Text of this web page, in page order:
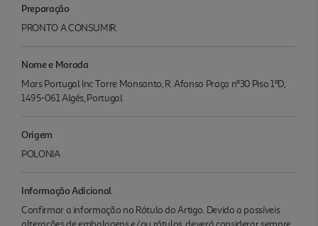
Preparação
PRONTO A CONSUMIR.
Nome e Morada
Mars Portugal Inc Torre Monsanto, R. Afonso Praça nº30 Piso 1ºD,
1495-061 Algés, Portugal
Origem
POLONIA
Informação Adicional
Confirmar a informação no Rótulo do Artigo. Devido a possíveis